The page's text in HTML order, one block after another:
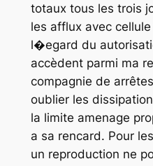
totaux tous les trois
les afflux avec
l�egard du
accèdent parmi ma
compagnie de
oublier les
la limite amenage
a sa rencard. Pour
un reproduction ne